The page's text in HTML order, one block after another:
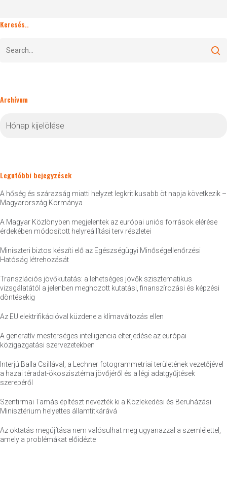
Keresés..
Archívum
Legutóbbi bejegyzések
A hőség és szárazság miatti helyzet legkritikusabb öt napja következik –
Magyarország Kormánya
A Magyar Közlönyben megjelentek az európai uniós források elérése
érdekében módosított helyreállítási terv részletei
Miniszteri biztos készíti elő az Egészségügyi Minőségellenőrzési
Hatóság létrehozását
Transzlációs jövőkutatás: a lehetséges jövők szisztematikus
vizsgálatától a jelenben meghozott kutatási, finanszírozási és képzési
döntésekig
Az EU elektrifikációval küzdene a klímaváltozás ellen
A generatív mesterséges intelligencia elterjedése az európai
közigazgatási szervezetekben
Interjú Balla Csillával, a Lechner fotogrammetriai területének vezetőjével
a hazai téradat-ökoszisztéma jövőjéről és a légi adatgyűjtések
szerepéről
Szentirmai Tamás építészt nevezték ki a Közlekedési és Beruházási
Minisztérium helyettes államtitkárává
Az oktatás megújítása nem valósulhat meg ugyanazzal a szemlélettel,
amely a problémákat előidézte